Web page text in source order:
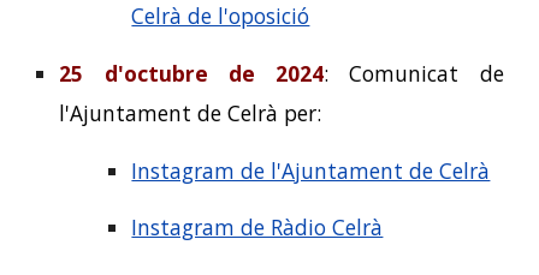
Celrà de l'oposició
25 d'octubre de 2024: Comunicat de
l'Ajuntament de Celrà per:
Instagram de l'Ajuntament de Celrà
Instagram de Ràdio Celrà